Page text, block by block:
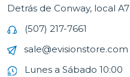
Detrás de Conway, local A7
(507) 217-7661
sale@evisionstore.com
Lunes a Sábado 10:00